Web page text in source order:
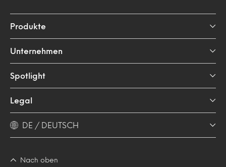
Produkte
Unternehmen
Spotlight
Legal
DE / DEUTSCH
Nach oben